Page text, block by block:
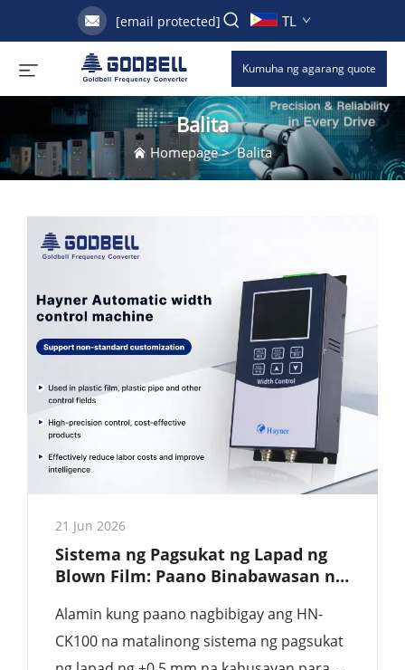
[email protected] TL
Kumuha ng agarang quote
Balita
Homepage>Balita
21 Jun 2026
Sistema ng Pagsukat ng Lapad ng
Blown Film: Paano Binabawasan ng
| Gabay para sa Bumibili noong
2025
Alamin kung paano nagbibigay ang HN-
CK100 na matalinong sistema ng pagsukat